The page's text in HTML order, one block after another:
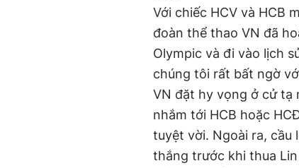
Với chiếc HCV và HCB
đoàn thể thao VN đã
Olympic và đi vào lịch
chúng tôi rất bất ngờ
VN đặt hy vọng ở cử tạ
nhắm tới HCB hoặc
tuyệt vời. Ngoài ra, cầu
thắng trước khi thua